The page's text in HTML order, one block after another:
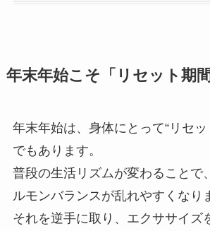
年末年始こそ「リセット期
年末年始は、身体にとって“リセ
でもあります。
普段の生活リズムが変わることで
ルモンバランスが乱れやすくなり
それを逆手に取り、エクササイズ